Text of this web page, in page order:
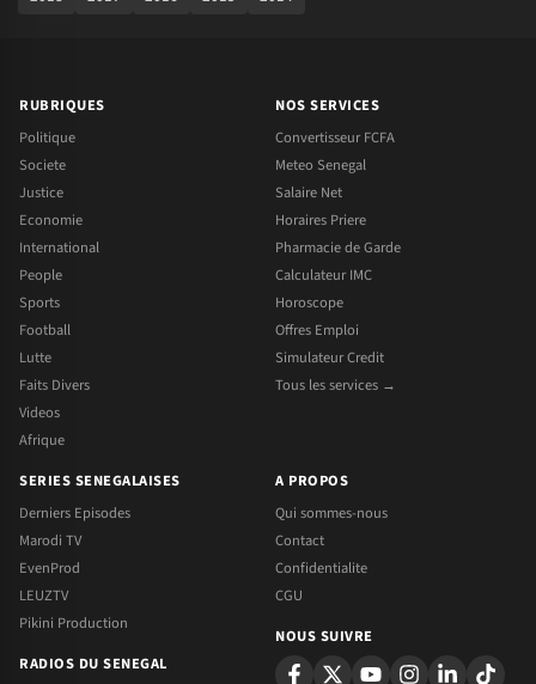
RUBRIQUES
Politique
Societe
Justice
Economie
International
People
Sports
Football
Lutte
Faits Divers
Videos
Afrique
NOS SERVICES
Convertisseur FCFA
Meteo Senegal
Salaire Net
Horaires Priere
Pharmacie de Garde
Calculateur IMC
Horoscope
Offres Emploi
Simulateur Credit
Tous les services →
SERIES SENEGALAISES
Derniers Episodes
Marodi TV
EvenProd
LEUZTV
Pikini Production
RADIOS DU SENEGAL
A PROPOS
Qui sommes-nous
Contact
Confidentialite
CGU
NOUS SUIVRE